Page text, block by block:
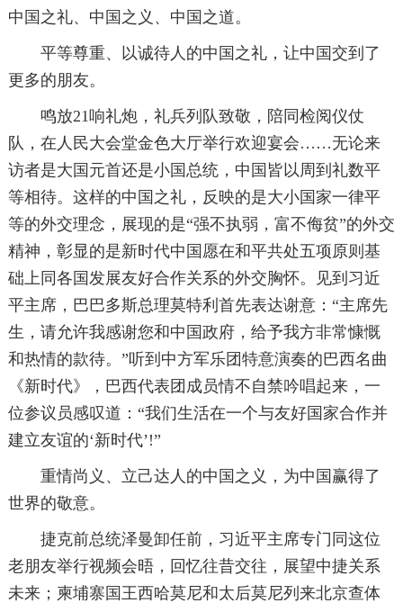
中国之礼、中国之义、中国之道。
平等尊重、以诚待人的中国之礼，让中国交到了
更多的朋友。
鸣放21响礼炮，礼兵列队致敬，陪同检阅仪仗
队，在人民大会堂金色大厅举行欢迎宴会……无论来
访者是大国元首还是小国总统，中国皆以周到礼数平
等相待。这样的中国之礼，反映的是大小国家一律平
等的外交理念，展现的是“强不执弱，富不侮贫”的外交
精神，彰显的是新时代中国愿在和平共处五项原则基
础上同各国发展友好合作关系的外交胸怀。见到习近
平主席，巴巴多斯总理莫特利首先表达谢意：“主席先
生，请允许我感谢您和中国政府，给予我方非常慷慨
和热情的款待。”听到中方军乐团特意演奏的巴西名曲
《新时代》，巴西代表团成员情不自禁吟唱起来，一
位参议员感叹道：“我们生活在一个与友好国家合作并
建立友谊的‘新时代’!”
重情尚义、立己达人的中国之义，为中国赢得了
世界的敬意。
捷克前总统泽曼卸任前，习近平主席专门同这位
老朋友举行视频会晤，回忆往昔交往，展望中捷关系
未来；柬埔寨国王西哈莫尼和太后莫尼列来北京查体